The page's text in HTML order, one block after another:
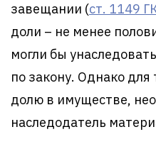
завещании (ст. 1149
доли – не менее
могли бы
по закону. Однако для
долю в имуществе,
наследодатель